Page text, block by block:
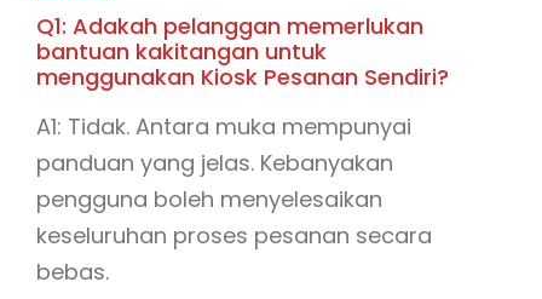
Q1: Adakah pelanggan memerlukan
bantuan kakitangan untuk
menggunakan Kiosk Pesanan Sendiri?
A1: Tidak. Antara muka mempunyai
panduan yang jelas. Kebanyakan
pengguna boleh menyelesaikan
keseluruhan proses pesanan secara
bebas.